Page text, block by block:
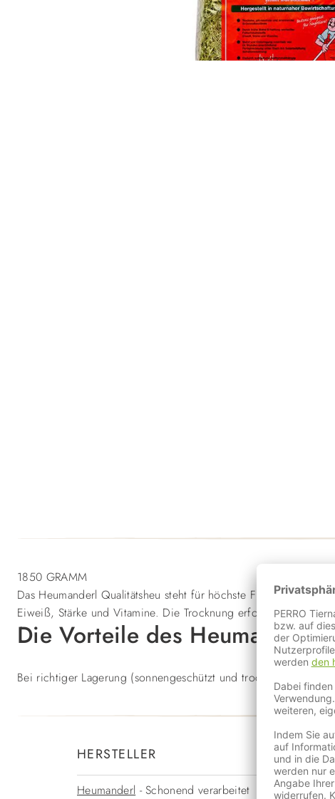
1850 GRAMM
Das Heumanderl Qualitätsheu steht für höchste Futterqualität
Eiweiß, Stärke und Vitamine. Die Trocknung erfolgt
Die Vorteile des Heumanderl
Bei richtiger Lagerung (sonnengeschützt und trocken) bleibt die
HERSTELLER
Heumanderl - Schonend verarbeitet